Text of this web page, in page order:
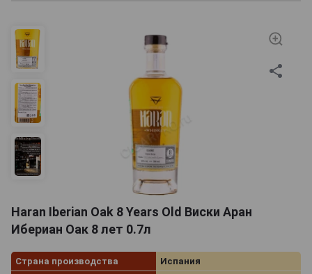
Haran Iberian Oak 8 Years Old Виски Аран
Ибериан Оак 8 лет 0.7л
Страна производства
Испания